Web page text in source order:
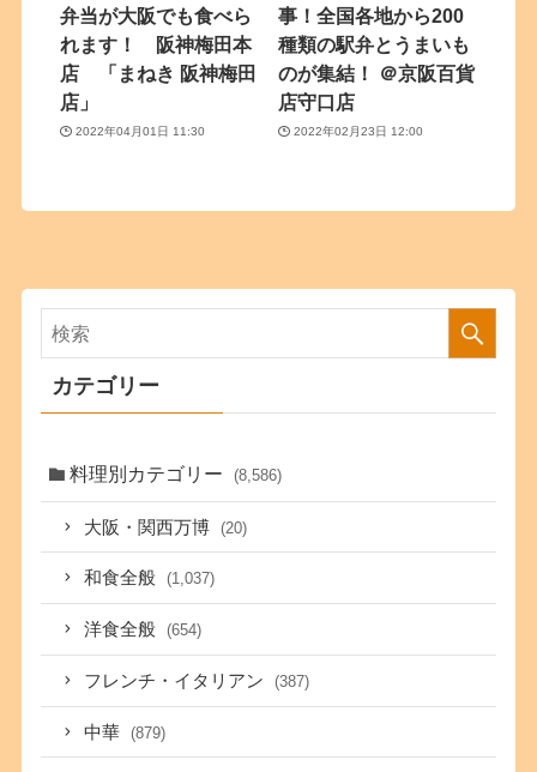
弁当が大阪でも食べら
れます！ 阪神梅田本
店 「まねき 阪神梅田
店」
2022年04月01日 11:30
事！全国各地から200
種類の駅弁とうまいも
のが集結！ ＠京阪百貨
店守口店
2022年02月23日 12:00
カテゴリー
料理別カテゴリー (8,586)
大阪・関西万博 (20)
和食全般 (1,037)
洋食全般 (654)
フレンチ・イタリアン (387)
中華 (879)